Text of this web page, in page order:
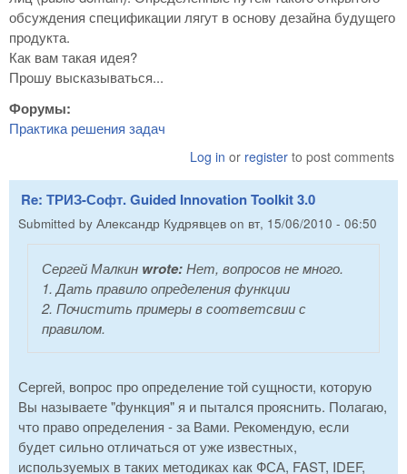
обсуждения спецификации лягут в основу дезайна будущего
продукта.
Как вам такая идея?
Прошу высказываться...
Форумы:
Практика решения задач
Log in or register to post comments
Re: ТРИЗ-Софт. Guided Innovation Toolkit 3.0
Submitted by Александр Кудрявцев on вт, 15/06/2010 - 06:50
Сергей Малкин wrote:Нет, вопросов не много.
1. Дать правило определения функции
2. Почистить примеры в соответсвии с
правилом.
Сергей, вопрос про определение той сущности, которую
Вы называете "функция" я и пытался прояснить. Полагаю,
что право определения - за Вами. Рекомендую, если
будет сильно отличаться от уже известных,
используемых в таких методиках как ФСА, FAST, IDEF,